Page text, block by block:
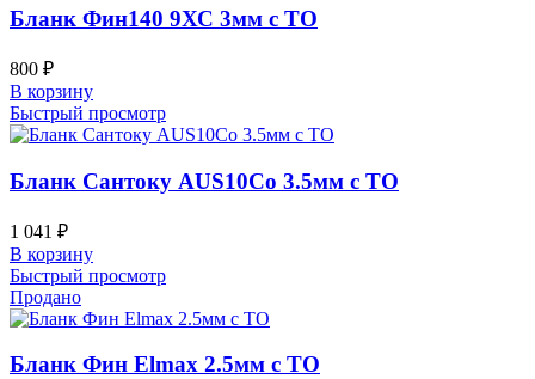
Бланк Фин140 9ХС 3мм с ТО
800 ₽
В корзину
Быстрый просмотр
Бланк Сантоку AUS10Co 3.5мм с ТО
1 041 ₽
В корзину
Быстрый просмотр
Продано
Бланк Фин Elmax 2.5мм с ТО